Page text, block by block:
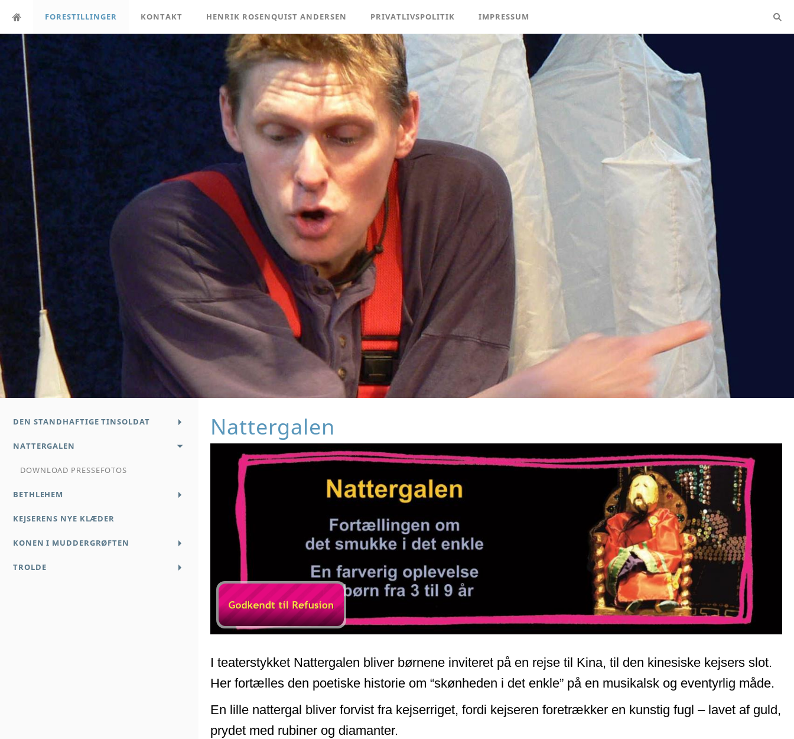
FORESTILLINGER KONTAKT HENRIK ROSENQUIST ANDERSEN PRIVATLIVSPOLITIK IMPRESSUM
DEN STANDHAFTIGE TINSOLDAT
NATTERGALEN
DOWNLOAD PRESSEFOTOS
BETHLEHEM
KEJSERENS NYE KLÆDER
KONEN I MUDDERGRØFTEN
TROLDE
Nattergalen
I teaterstykket Nattergalen bliver børnene inviteret på en rejse til Kina, til den kinesiske kejsers slot.
Her fortælles den poetiske historie om “skønheden i det enkle” på en musikalsk og eventyrlig måde.
En lille nattergal bliver forvist fra kejserriget, fordi kejseren foretrækker en kunstig fugl – lavet af guld,
prydet med rubiner og diamanter.